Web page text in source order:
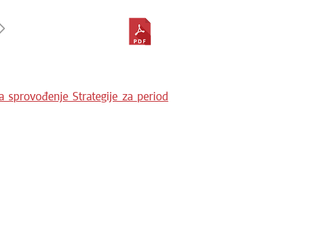
Strategije za period